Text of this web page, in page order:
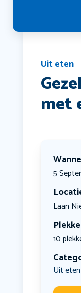
Uit eten
met
5
Laan
10
Uit eten